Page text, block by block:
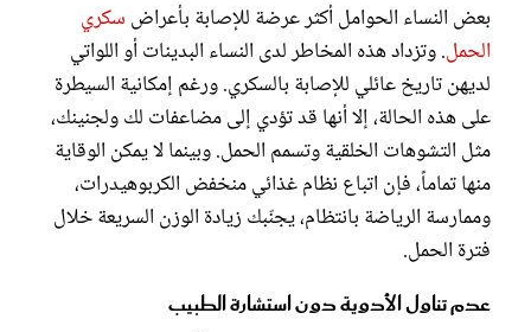
بعض النساء الحوامل أكثر عرضة للإصابة بأعراض سكري
الحمل. وتزداد هذه المخاطر لدى النساء البدينات أو اللواتي
لديهن تاريخ عائلي للإصابة بالسكري. ورغم إمكانية السيطرة
على هذه الحالة، إلا أنها قد تؤدي إلى مضاعفات لك ولجنينك،
مثل التشوهات الخلقية وتسمم الحمل. وبينما لا يمكن الوقاية
منها تماماً، فإن اتباع نظام غذائي منخفض الكربوهيدرات،
وممارسة الرياضة بانتظام، يجنّبك زيادة الوزن السريعة خلال
فترة الحمل.
عدم تناول الأدوية دون استشارة الطبيب